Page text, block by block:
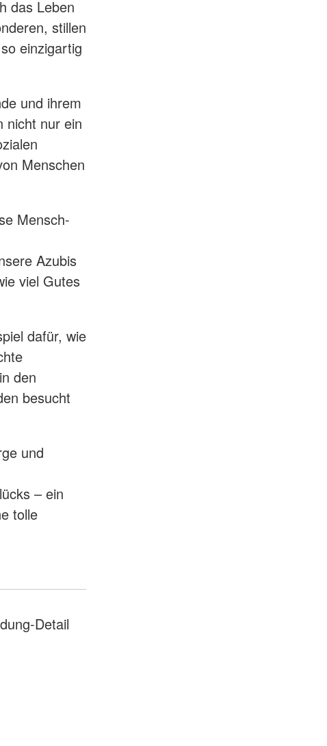
das Leben
stillen
einzigartig
und ihrem
nicht nur ein
Menschen
Mensch-
Azubis
viel Gutes
dafür, wie
den
besucht
und
– ein
tolle
Detail